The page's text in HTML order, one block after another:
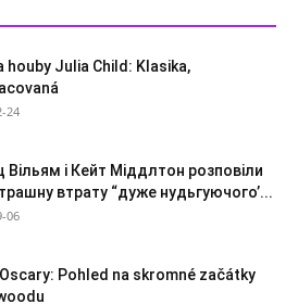
houby Julia Child: Klasika,
24
Вільям і Кейт Міддлтон розповіли
втрату “дуже нудьгуючого’...
06
Pohled na skromné začátky